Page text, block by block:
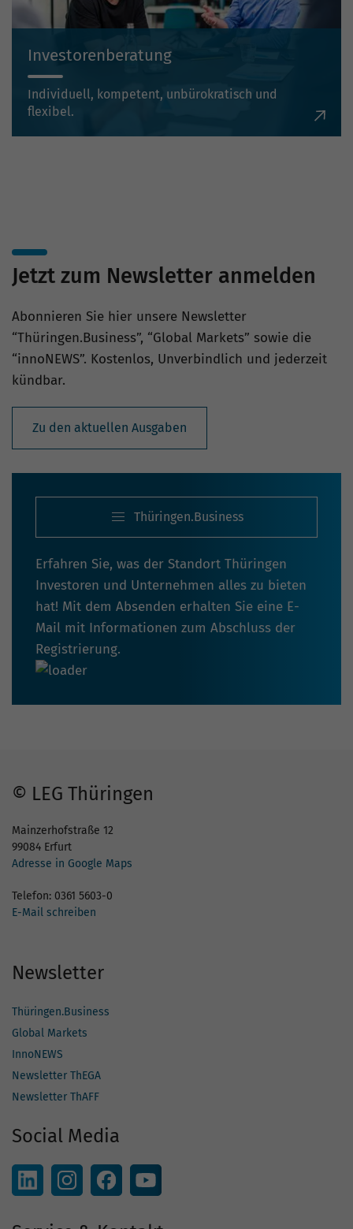
Investorenberatung
Individuell, kompetent, unbürokratisch und
flexibel.
Jetzt zum Newsletter anmelden
Abonnieren Sie hier unsere Newsletter
“Thüringen.Business”, “Global Markets” sowie die
“innoNEWS”. Kostenlos, Unverbindlich und jederzeit
kündbar.
Zu den aktuellen Ausgaben
Thüringen.Business
Erfahren Sie, was der Standort Thüringen
Investoren und Unternehmen alles zu bieten
hat! Mit dem Absenden erhalten Sie eine E-
Mail mit Informationen zum Abschluss der
Registrierung.
© LEG Thüringen
Mainzerhofstraße 12
99084 Erfurt
Adresse in Google Maps
Telefon: 0361 5603-0
E-Mail schreiben
Newsletter
Thüringen.Business
Global Markets
InnoNEWS
Newsletter ThEGA
Newsletter ThAFF
Social Media